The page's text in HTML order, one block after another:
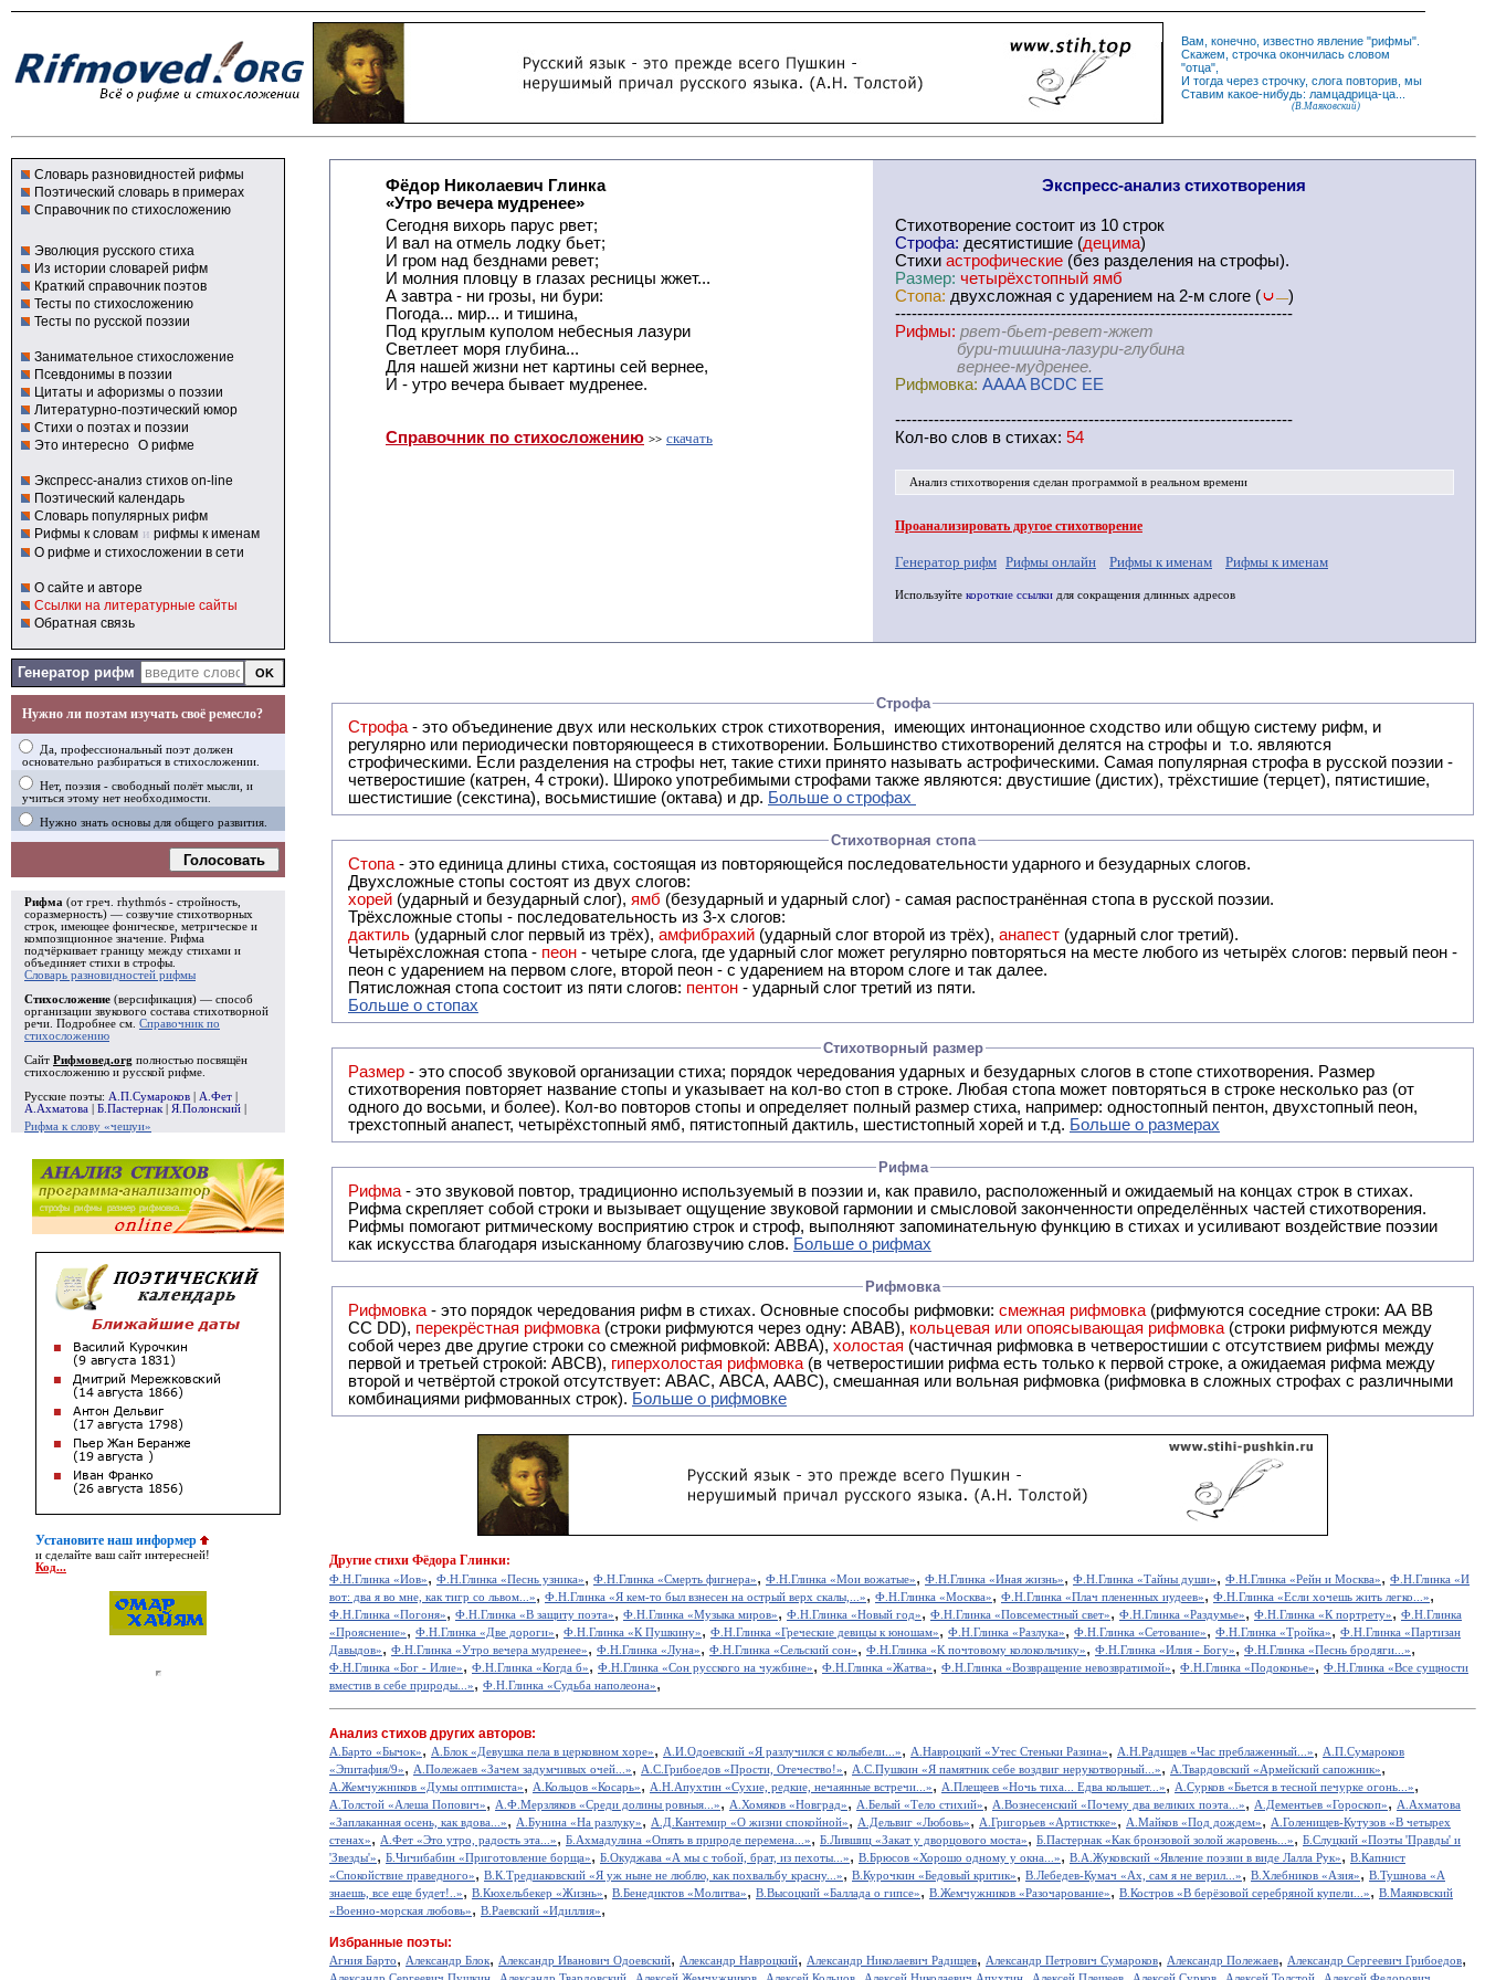
Вам, конечно, известно явление "рифмы".
Скажем, строчка окончилась словом
"отца",
И тогда через строчку, слога повторив, мы
Ставим какое-нибудь: ламцадрица-ца...
(В.Маяковский)
Словарь разновидностей рифмы
Поэтический словарь в примерах
Справочник по стихосложению
Эволюция русского стиха
Из истории словарей рифм
Краткий справочник поэтов
Тесты по стихосложению
Тесты по русской поэзии
Занимательное стихосложение
Псевдонимы в поэзии
Цитаты и афоризмы о поэзии
Литературно-поэтический юмор
Стихи о поэтах и поэзии
Это интересно О рифме
Экспресс-анализ стихов on-line
Поэтический календарь
Словарь популярных рифм
Рифмы к словам и рифмы к именам
О рифме и стихосложении в сети
О сайте и авторе
Ссылки на литературные сайты
Обратная связь
Генератор рифм
Нужно ли поэтам изучать своё ремесло?
Да, профессиональный поэт должен
основательно разбираться в стихосложении.
Нет, поэзия - свободный полёт мысли, и
учиться этому нет необходимости.
Нужно знать основы для общего развития.
Голосовать
Рифма (от греч. rhythmós - стройность,
соразмерность) — созвучие стихотворных
строк, имеющее фоническое, метрическое и
композиционное значение. Рифма
подчёркивает границу между стихами и
объединяет стихи в строфы
Словарь разновидностей рифмы
Стихосложение (версификация) — способ
организации звукового состава стихотворной
речи. Подробнее см. Справочник по
стихосложению
Сайт Рифмовед.org полностью посвящён
стихосложению и русской рифме.
Русские поэты: А.П.Сумароков А.Фет
А.Ахматова
Б.Пастернак Я.Полонский
Рифма к слову «чешуи»
Установите наш информер
и сделайте ваш сайт интересней!
Код...
Фёдор Николаевич Глинка
«Утро вечера мудренее»
Сегодня вихорь парус рвет;
И вал на отмель лодку бьет;
И гром над безднами ревет;
И молния пловцу в глазах ресницы жжет...
А завтра - ни грозы, ни бури:
Погода... мир... и тишина,
Под круглым куполом небесныя лазури
Светлеет моря глубина...
Для нашей жизни нет картины сей вернее,
И - утро вечера бывает мудренее.
Справочник по стихосложению >> скачать
Экспресс-анализ стихотворения
Cтихотворение состоит из 10 строк
Строфа: десятистишие (децима)
Стихи астрофические (без разделения на строфы).
Размер: четырёхстопный ямб
Стопа: двухсложная с ударением на 2-м слоге ( —)
------------------------------------------------------------------------
Рифмы: рвет-бьет-ревет-жжет
бури-тишина-лазури-глубина
вернее-мудренее.
Рифмовка: AAAA BCDC EE
------------------------------------------------------------------------
Кол-во слов в стихах: 54
Анализ стихотворениясделан программой в реальном времени
Проанализировать другое стихотворение
Генератор рифм Рифмы онлайн Рифмы к именам Рифмы к именам
Используйте короткие ссылки для сокращения длинных адресов
Строфа
Строфа - это объединение двух или нескольких строк стихотворения, имеющих интонационное сходство или общую систему рифм, и
регулярно или периодически повторяющееся в стихотворении. Большинство стихотворений делятся на строфы и т.о. являются
строфическими. Если разделения на строфы нет, такие стихи принято называть астрофическими. Самая популярная строфа в русской поэзии -
четверостишие (катрен, 4 строки). Широко употребимыми строфами также являются: двустишие (дистих), трёхстишие (терцет), пятистишие,
шестистишие (секстина), восьмистишие (октава) и др. Больше о строфах
Стихотворная стопа
Стопа - это единица длины стиха, состоящая из повторяющейся последовательности ударного и безударных слогов.
Двухсложные стопы состоят из двух слогов:
хорей (ударный и безударный слог), ямб (безударный и ударный слог) - самая распостранённая стопа в русской поэзии.
Трёхсложные стопы - последовательность из 3-х слогов:
дактиль (ударный слог первый из трёх), амфибрахий (ударный слог второй из трёх), анапест (ударный слог третий).
Четырёхсложная стопа - пеон - четыре слога, где ударный слог может регулярно повторяться на месте любого из четырёх слогов: первый пеон -
пеон с ударением на первом слоге, второй пеон - с ударением на втором слоге и так далее.
Пятисложная стопа состоит из пяти слогов: пентон - ударный слог третий из пяти.
Больше о стопах
Стихотворный размер
Размер - это способ звуковой организации стиха; порядок чередования ударных и безударных слогов в стопе стихотворения. Размер
стихотворения повторяет название стопы и указывает на кол-во стоп в строке. Любая стопа может повторяться в строке несколько раз (от
одного до восьми, и более). Кол-во повторов стопы и определяет полный размер стиха, например: одностопный пентон, двухстопный пеон,
трехстопный анапест, четырёхстопный ямб, пятистопный дактиль, шестистопный хорей и т.д. Больше о размерах
Рифма
Рифма
- это звуковой повтор, традиционно используемый в поэзии и, как правило, расположенный и ожидаемый на концах строк в стихах.
Рифма скрепляет собой строки и вызывает ощущение звуковой гармонии и смысловой законченности определённых частей стихотворения.
Рифмы помогают ритмическому восприятию строк и строф, выполняют запоминательную функцию в стихах и усиливают воздействие поэзии
как искусства благодаря изысканному благозвучию слов. Больше о рифмах
Рифмовка
Рифмовка - это порядок чередования рифм в стихах. Основные способы рифмовки: смежная рифмовка (рифмуются соседние строки: AA ВВ
СС DD), перекрёстная рифмовка (строки рифмуются через одну: ABAB), кольцевая или опоясывающая рифмовка (строки рифмуются между
собой через две другие строки со смежной рифмовкой: ABBA), холостая (частичная рифмовка в четверостишии с отсутствием рифмы между
первой и третьей строкой: АBCB), гиперхолостая рифмовка (в четверостишии рифма есть только к первой строке, а ожидаемая рифма между
второй и четвёртой строкой отсутствует: ABAC, ABCA, AABC), смешанная или вольная рифмовка (рифмовка в сложных строфах с различными
комбинациями рифмованных строк). Больше о рифмовке
Другие стихи Фёдора Глинки:
Ф.Н.Глинка «Иов», Ф.Н.Глинка «Песнь узника», Ф.Н.Глинка «Смерть фигнера», Ф.Н.Глинка «Мои вожатые», Ф.Н.Глинка «Иная жизнь», Ф.Н.Глинка «Тайны души», Ф.Н.Глинка «Рейн и Москва», Ф.Н.Глинка «И
вот: два я во мне, как тигр со львом...», Ф.Н.Глинка «Я кем-то был взнесен на острый верх скалы,...», Ф.Н.Глинка «Москва», Ф.Н.Глинка «Плач плененных иудеев», Ф.Н.Глинка «Если хочешь жить легко...»,
Ф.Н.Глинка «Погоня», Ф.Н.Глинка «В защиту поэта», Ф.Н.Глинка «Музыка миров», Ф.Н.Глинка «Новый год», Ф.Н.Глинка «Повсеместный свет», Ф.Н.Глинка «Раздумье», Ф.Н.Глинка «К портрету», Ф.Н.Глинка
«Прояснение», Ф.Н.Глинка «Две дороги», Ф.Н.Глинка «К Пушкину», Ф.Н.Глинка «Греческие девицы к юношам», Ф.Н.Глинка «Разлука», Ф.Н.Глинка «Сетование», Ф.Н.Глинка «Тройка», Ф.Н.Глинка «Партизан
Давыдов», Ф.Н.Глинка «Утро вечера мудренее», Ф.Н.Глинка «Луна», Ф.Н.Глинка «Сельский сон», Ф.Н.Глинка «К почтовому колокольчику», Ф.Н.Глинка «Илия - Богу», Ф.Н.Глинка «Песнь бродяги...»,
Ф.Н.Глинка «Бог - Илие», Ф.Н.Глинка «Когда б», Ф.Н.Глинка «Сон русского на чужбине», Ф.Н.Глинка «Жатва», Ф.Н.Глинка «Возвращение невозвратимой», Ф.Н.Глинка «Подоконье», Ф.Н.Глинка «Все сущности
вместив в себе природы...», Ф.Н.Глинка «Судьба наполеона»,
Анализ стихов других авторов:
А.Барто «Бычок», А.Блок «Девушка пела в церковном хоре», А.И.Одоевский «Я разлучился с колыбели...», А.Навроцкий «Утес Cтеньки Разина», А.Н.Радищев «Час преблаженный...», А.П.Сумароков
«Эпитафия/9», А.Полежаев «Зачем задумчивых очей...», А.С.Грибоедов «Прости, Отечество!», А.С.Пушкин «Я памятник себе воздвиг нерукотворный...», А.Твардовский «Армейский сапожник»,
А.Жемчужников «Думы оптимиста», А.Кольцов «Косарь», А.Н.Апухтин «Сухие, редкие, нечаянные встречи...», А.Плещеев «Ночь тиха... Едва колышет...», А.Сурков «Бьется в тесной печурке огонь...»,
А.Толстой «Алеша Попович», А.Ф.Мерзляков «Среди долины ровныя...», А.Хомяков «Новград», А.Белый «Тело стихий», А.Вознесенский «Почему два великих поэта...», А.Дементьев «Гороскоп», А.Ахматова
«Заплаканная осень, как вдова...», А.Бунина «На разлуку», А.Д.Кантемир «О жизни спокойной», А.Дельвиг «Любовь», А.Григорьев «Артисткке», А.Майков «Под дождем», А.Голенищев-Кутузов «В четырех
стенах», А.Фет «Это утро, радость эта...», Б.Ахмадулина «Опять в природе перемена...», Б.Лившиц «Закат у дворцового моста», Б.Пастернак «Как бронзовой золой жаровень...», Б.Слуцкий «Поэты 'Правды' и
'Звезды'», Б.Чичибабин «Приготовление борща», Б.Окуджава «А мы с тобой, брат, из пехоты...», В.Брюсов «Хорошо одному у окна...», В.А.Жуковский «Явление поэзии в виде Лалла Рук», В.Капнист
«Спокойствие праведного», В.К.Тредиаковский «Я уж ныне не люблю, как похвальбу красну...», В.Курочкин «Бедовый критик», В.Лебедев-Кумач «Ах, сам я не верил...», В.Хлебников «Азия», В.Тушнова «А
знаешь, все еще будет!..», В.Кюхельбекер «Жизнь», В.Бенедиктов «Молитва», В.Высоцкий «Баллада о гипсе», В.Жемчужников «Разочарование», В.Костров «В берёзовой серебряной купели...», В.Маяковский
«Военно-морская любовь», В.Раевский «Идиллия»,
Избранные поэты:
Агния Барто, Александр Блок, Александр Иванович Одоевский, Александр Навроцкий, Александр Николаевич Радищев, Александр Петрович Сумароков, Александр Полежаев, Александр Сергеевич Грибоедов,